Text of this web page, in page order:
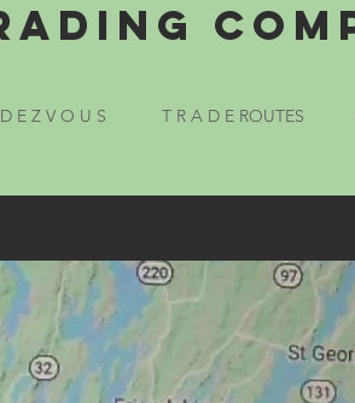
E Z V O U S T R A D E ROUTES